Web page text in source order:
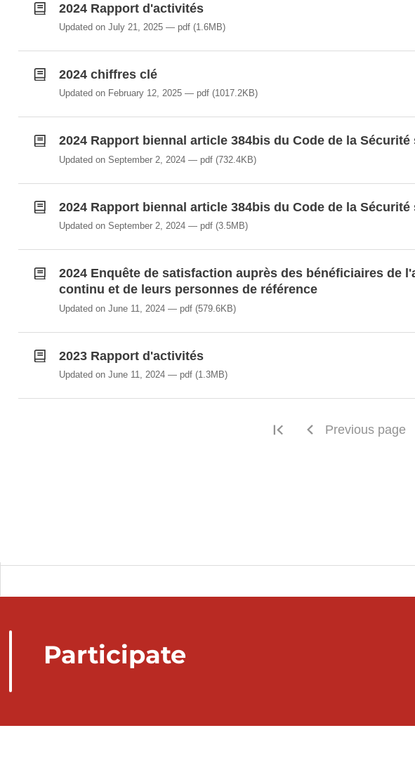
2024 Rapport d'activités
Updated on July 21, 2025 pdf(1.6MB)
2024 chiffres clé
Updated on February 12, 2025 pdf(1017.2KB)
2024 Rapport biennal article 384bis du Code de la
Updated on September 2, 2024 pdf(732.4KB)
2024 Rapport biennal article 384bis du Code de la
Updated on September 2, 2024 pdf(3.5MB)
2024 Enquête de satisfaction auprès des bénéficiaires de
continu et de leurs personnes de référence
Updated on June 11, 2024 pdf(579.6KB)
2023 Rapport d'activités
Updated on June 11, 2024 pdf(1.3MB)
First pagePrevious page
Participate